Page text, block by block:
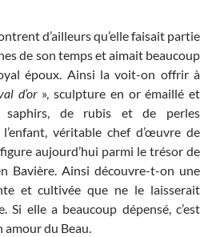
d’ailleurs qu’elle faisait partie
de son temps et aimait beaucoup
époux. Ainsi la voit-on offrir à
d’or», sculpture en or émaillé et
saphirs, de rubis et de perles
véritable chef d’œuvre de
aujourd’hui parmi le trésor de
Bavière. Ainsi découvre-t-on une
et cultivée que ne le laisserait
Si elle a beaucoup dépensé, c’est
amour du Beau.